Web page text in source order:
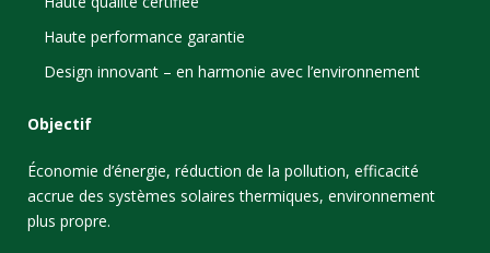
Haute performance garantie
Design innovant – en harmonie avec l’environnement
Objectif
Économie d’énergie, réduction de la pollution, efficacité
accrue des systèmes solaires thermiques, environnement
plus propre.